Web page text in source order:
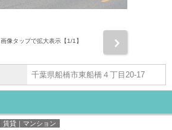
画像タップで拡大表示【1/1】
千葉県船橋市東船橋４丁目20-17
賃貸｜マンション